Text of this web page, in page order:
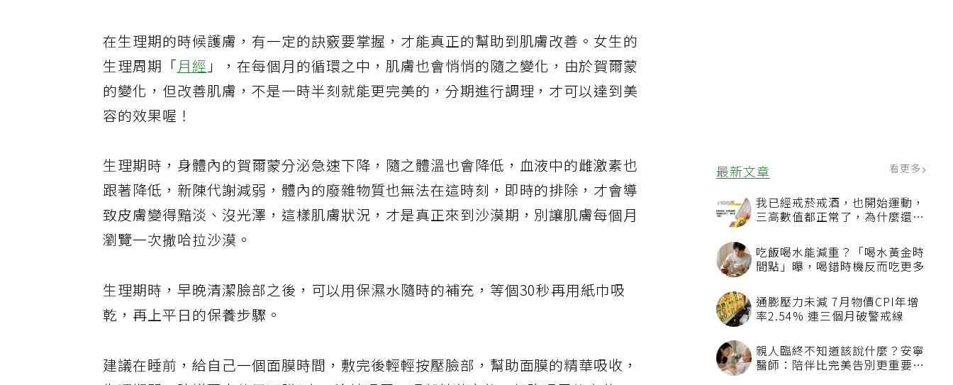
最新文章 看更多
我已經戒菸戒酒，也開始運動，
三高數值都正常了，為什麼還不
吃飯喝水能減重？「喝水黃金時
間點」曝，喝錯時機反而吃更多
通膨壓力未減 7月物價CPI年增
率2.54% 連三個月破警戒線
親人臨終不知道該說什麼？安寧
醫師：陪伴比完美告別更重要，
在生理期的時候護膚，有一定的訣竅要掌握，才能真正的幫助到肌膚改善。女生的
生理周期「月經」，在每個月的循環之中，肌膚也會悄悄的隨之變化，由於賀爾蒙
的變化，但改善肌膚，不是一時半刻就能更完美的，分期進行調理，才可以達到美
容的效果喔！
生理期時，身體內的賀爾蒙分泌急速下降，隨之體溫也會降低，血液中的雌激素也
跟著降低，新陳代謝減弱，體內的廢雜物質也無法在這時刻，即時的排除，才會導
致皮膚變得黯淡、沒光澤，這樣肌膚狀況，才是真正來到沙漠期，別讓肌膚每個月
瀏覽一次撒哈拉沙漠。
生理期時，早晚清潔臉部之後，可以用保濕水隨時的補充，等個30秒再用紙巾吸
乾，再上平日的保養步驟。
建議在睡前，給自己一個面膜時間，敷完後輕輕按壓臉部，幫助面膜的精華吸收，